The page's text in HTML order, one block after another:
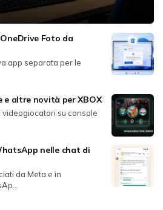
Foto da
app separata per le
altre novità per XBOX
su console
nelle chat di
da Meta e in